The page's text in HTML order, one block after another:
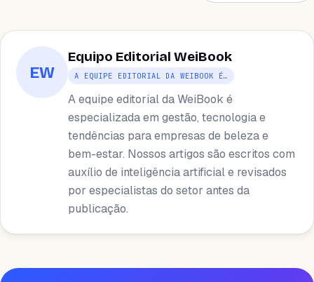
EW
Equipo Editorial WeiBook
A EQUIPE EDITORIAL DA WEIBOOK É…
A equipe editorial da WeiBook é
especializada em gestão, tecnologia e
tendências para empresas de beleza e
bem-estar. Nossos artigos são escritos com
auxílio de inteligência artificial e revisados ​​
por especialistas do setor antes da
publicação.